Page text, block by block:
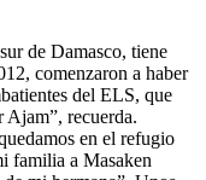
de Damasco, tiene
comenzaron a haber
del ELS, que
recuerda.
en el refugio
familia a Masaken